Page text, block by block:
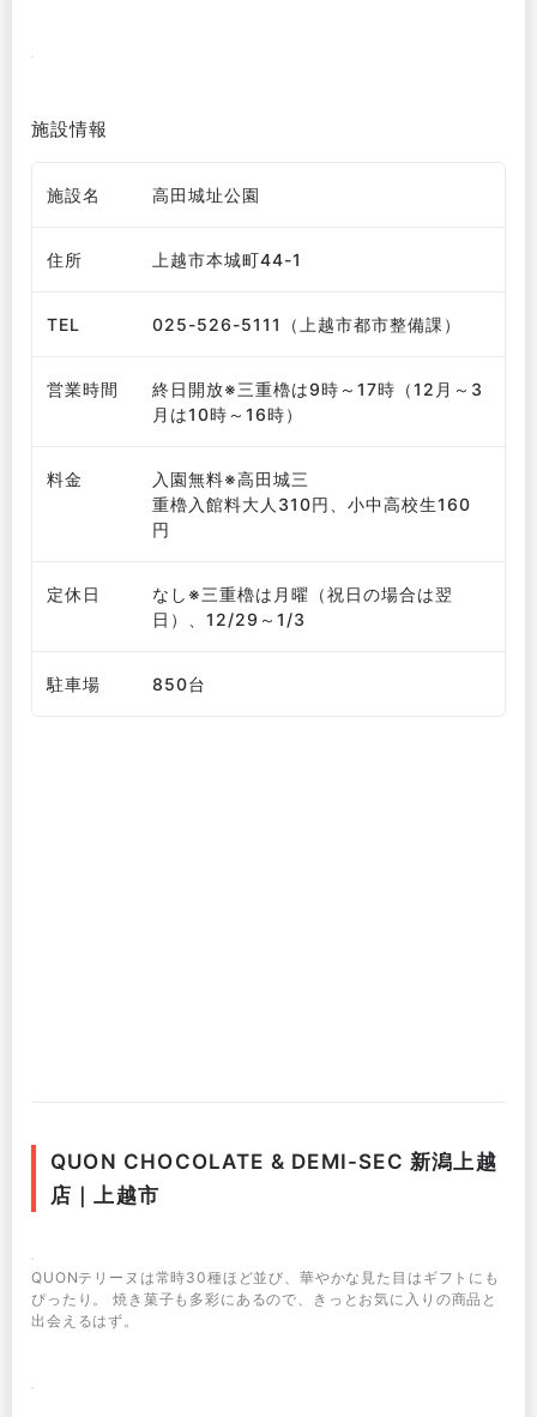
施設情報
施設名 高田城址公園
住所 上越市本城町44-1
TEL 025-526-5111（上越市都市整備課）
営業時間
終日開放※三重櫓は9時～17時（12月～3
月は10時～16時）
料金
入園無料※高田城三
重櫓入館料大人310円、小中高校生160
円
定休日
なし※三重櫓は月曜（祝日の場合は翌
日）、12/29～1/3
駐車場 850台
QUON CHOCOLATE & DEMI-SEC 新潟上越
店｜上越市
QUONテリーヌは常時30種ほど並び、華やかな見た目はギフトにも
ぴったり。 焼き菓子も多彩にあるので、きっとお気に入りの商品と
出会えるはず。